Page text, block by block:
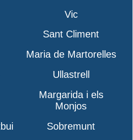
Vic
Sant Climent
Maria de Martorelles
Ullastrell
Margarida i els
Monjos
Sobremunt